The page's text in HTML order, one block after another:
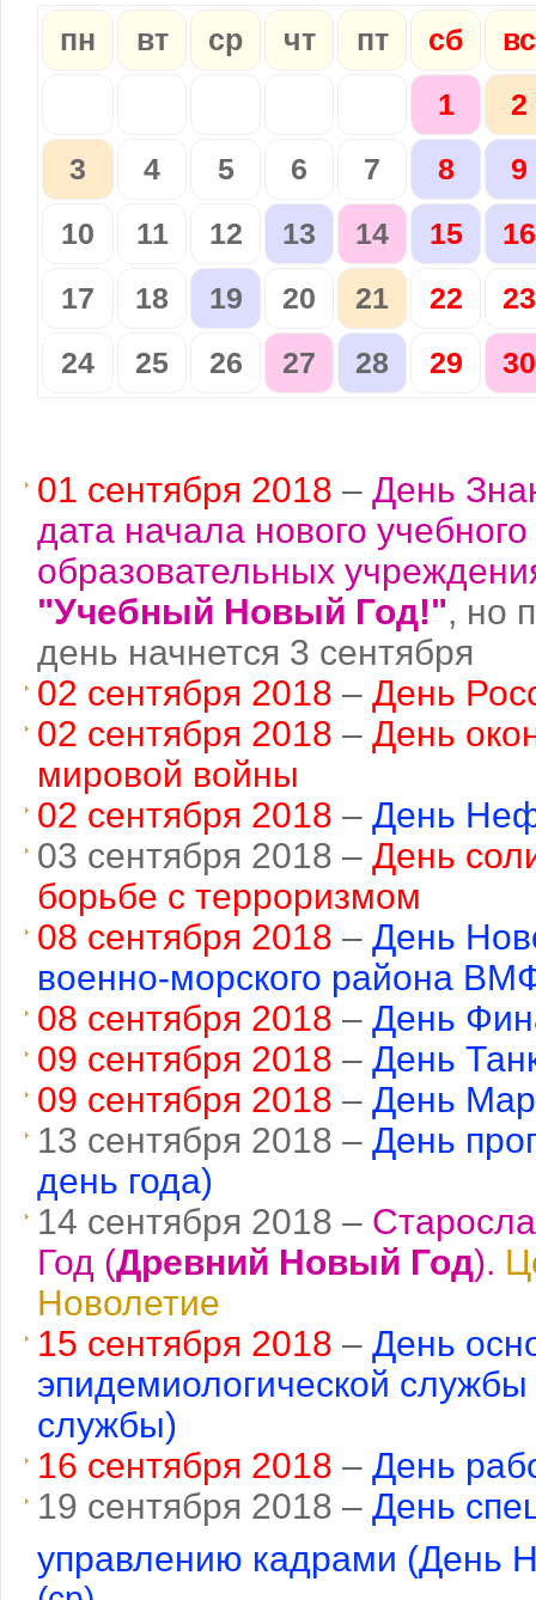
пн вт ср чт пт сб
вс
1
2
3
4 5 6 7 8
9
10
11 12 13 14 15
16
17
18 19 20 21 22
23
24
25 26 27 28 29 30
01 сентября 2018 – День
дата начала нового учебного
образовательных
"Учебный Новый Год!", но
день начнется 3 сентября
02 сентября 2018 – День
02 сентября 2018 – День
мировой войны
02 сентября 2018 – День
03 сентября 2018 – День
борьбе с терроризмом
08 сентября 2018 – День
военно-морского района
08 сентября 2018 – День
09 сентября 2018 – День
09 сентября 2018 – День
13 сентября 2018 – День
день года)
14 сентября 2018 –
Год (Древний Новый Год).
Новолетие
15 сентября 2018 – День
эпидемиологической
службы)
16 сентября 2018 – День
19 сентября 2018 – День
управлению кадрами (День